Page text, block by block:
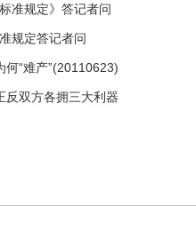
准规定》答记者问
规定答记者问
“难产”(20110623)
反双方各拥三大利器